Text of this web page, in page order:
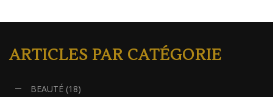
ARTICLES PAR CATÉGORIE
BEAUTÉ (18)